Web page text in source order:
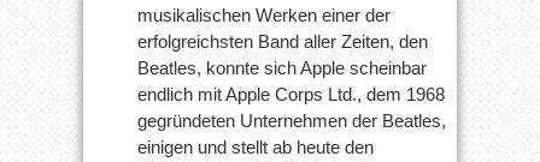
musikalischen Werken einer der
erfolgreichsten Band aller Zeiten, den
Beatles, konnte sich Apple scheinbar
endlich mit Apple Corps Ltd., dem 1968
gegründeten Unternehmen der Beatles,
einigen und stellt ab heute den